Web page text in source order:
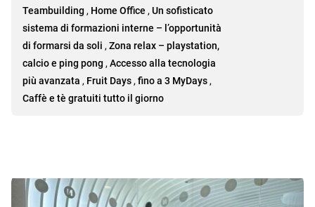
Teambuilding , Home Office , Un sofisticato
sistema di formazioni interne – l’opportunità
di formarsi da soli , Zona relax – playstation,
calcio e ping pong , Accesso alla tecnologia
più avanzata , Fruit Days , fino a 3 MyDays ,
Caffè e tè gratuiti tutto il giorno